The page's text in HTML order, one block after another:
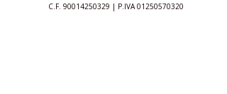
C.F. 90014250329 | P.IVA01250570320